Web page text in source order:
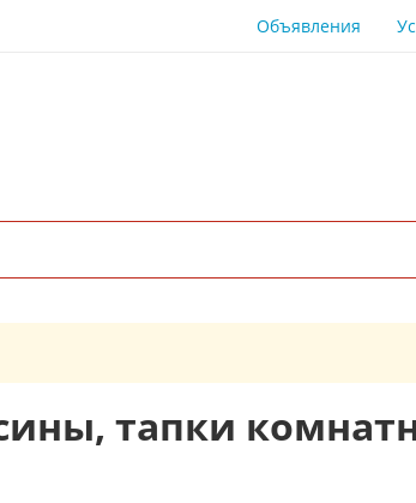
Объявления
тапки